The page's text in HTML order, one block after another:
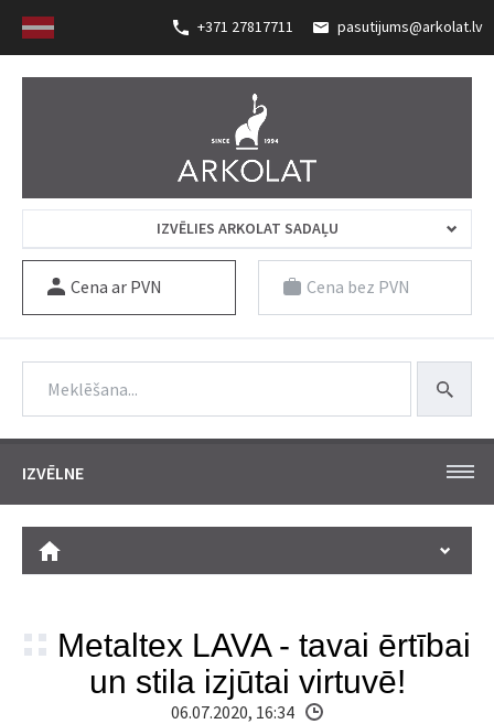
+371 27817711 pasutijums@arkolat.lv
IZVĒLIES ARKOLAT SADAĻU
Cena ar PVN Cena bez PVN
IZVĒLNE
Metaltex LAVA - tavai ērtībai
un stila izjūtai virtuvē!
06.07.2020, 16:34